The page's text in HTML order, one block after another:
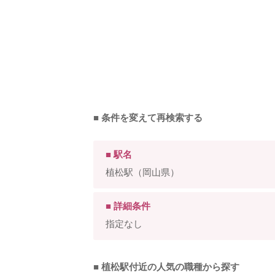
■ 条件を変えて再検索する
■ 駅名
植松駅（岡山県）
■ 詳細条件
指定なし
■ 植松駅付近の人気の職種から探す